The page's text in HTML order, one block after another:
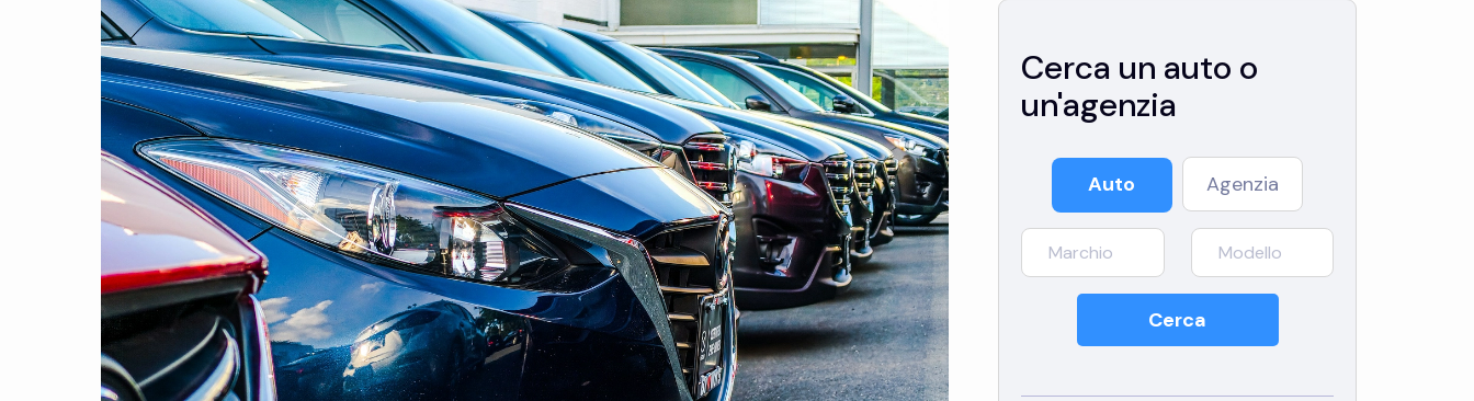
Cerca un auto o
un'agenzia
Auto Agenzia
Cerca